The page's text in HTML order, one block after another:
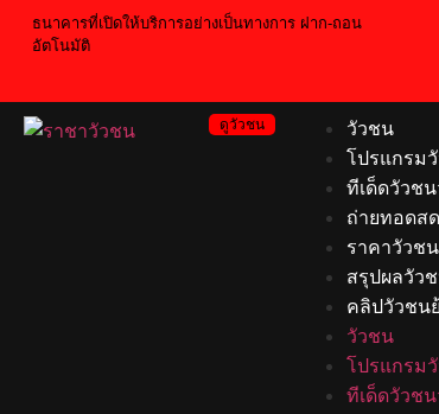
ธนาคารที่เปิดให้บริการอย่างเป็นทางการ ฝาก-ถอน
อัตโนมัติ
ดูวัวชน
วัวชน
โปรแกรม
ทีเด็ดวัวช
ถ่ายทอดส
ราคาวัวชน
สรุปผลวัว
คลิปวัวชน
วัวชน
โปรแกรม
ทีเด็ดวัวช